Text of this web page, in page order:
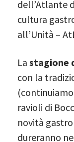
dell’Atlante
cultura
all’Unità –
La stagione
con la
ravioli di
novità
dureranno